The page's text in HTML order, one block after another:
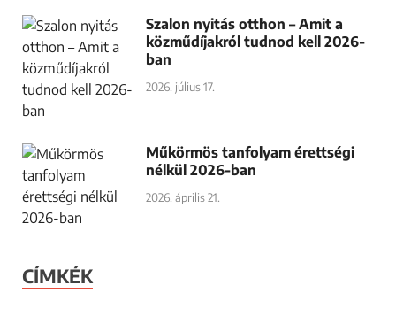
Szalon nyitás otthon – Amit a
közműdíjakról tudnod kell 2026-
ban
2026. július 17.
Műkörmös tanfolyam érettségi
nélkül 2026-ban
2026. április 21.
CÍMKÉK